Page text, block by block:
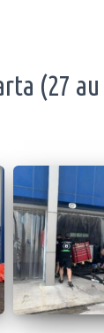
(27 au